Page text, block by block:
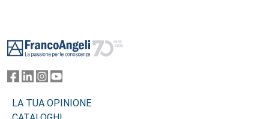
LA TUA OPINIONE